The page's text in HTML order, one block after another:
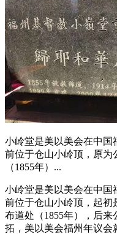
小岭堂是美以美会在中国
前位于仓山小岭顶，原为
（1855年）...
小岭堂是美以美会在中国
前位于仓山小岭顶，起初
布道处（1855年），后
拓，美以美会福州年议会